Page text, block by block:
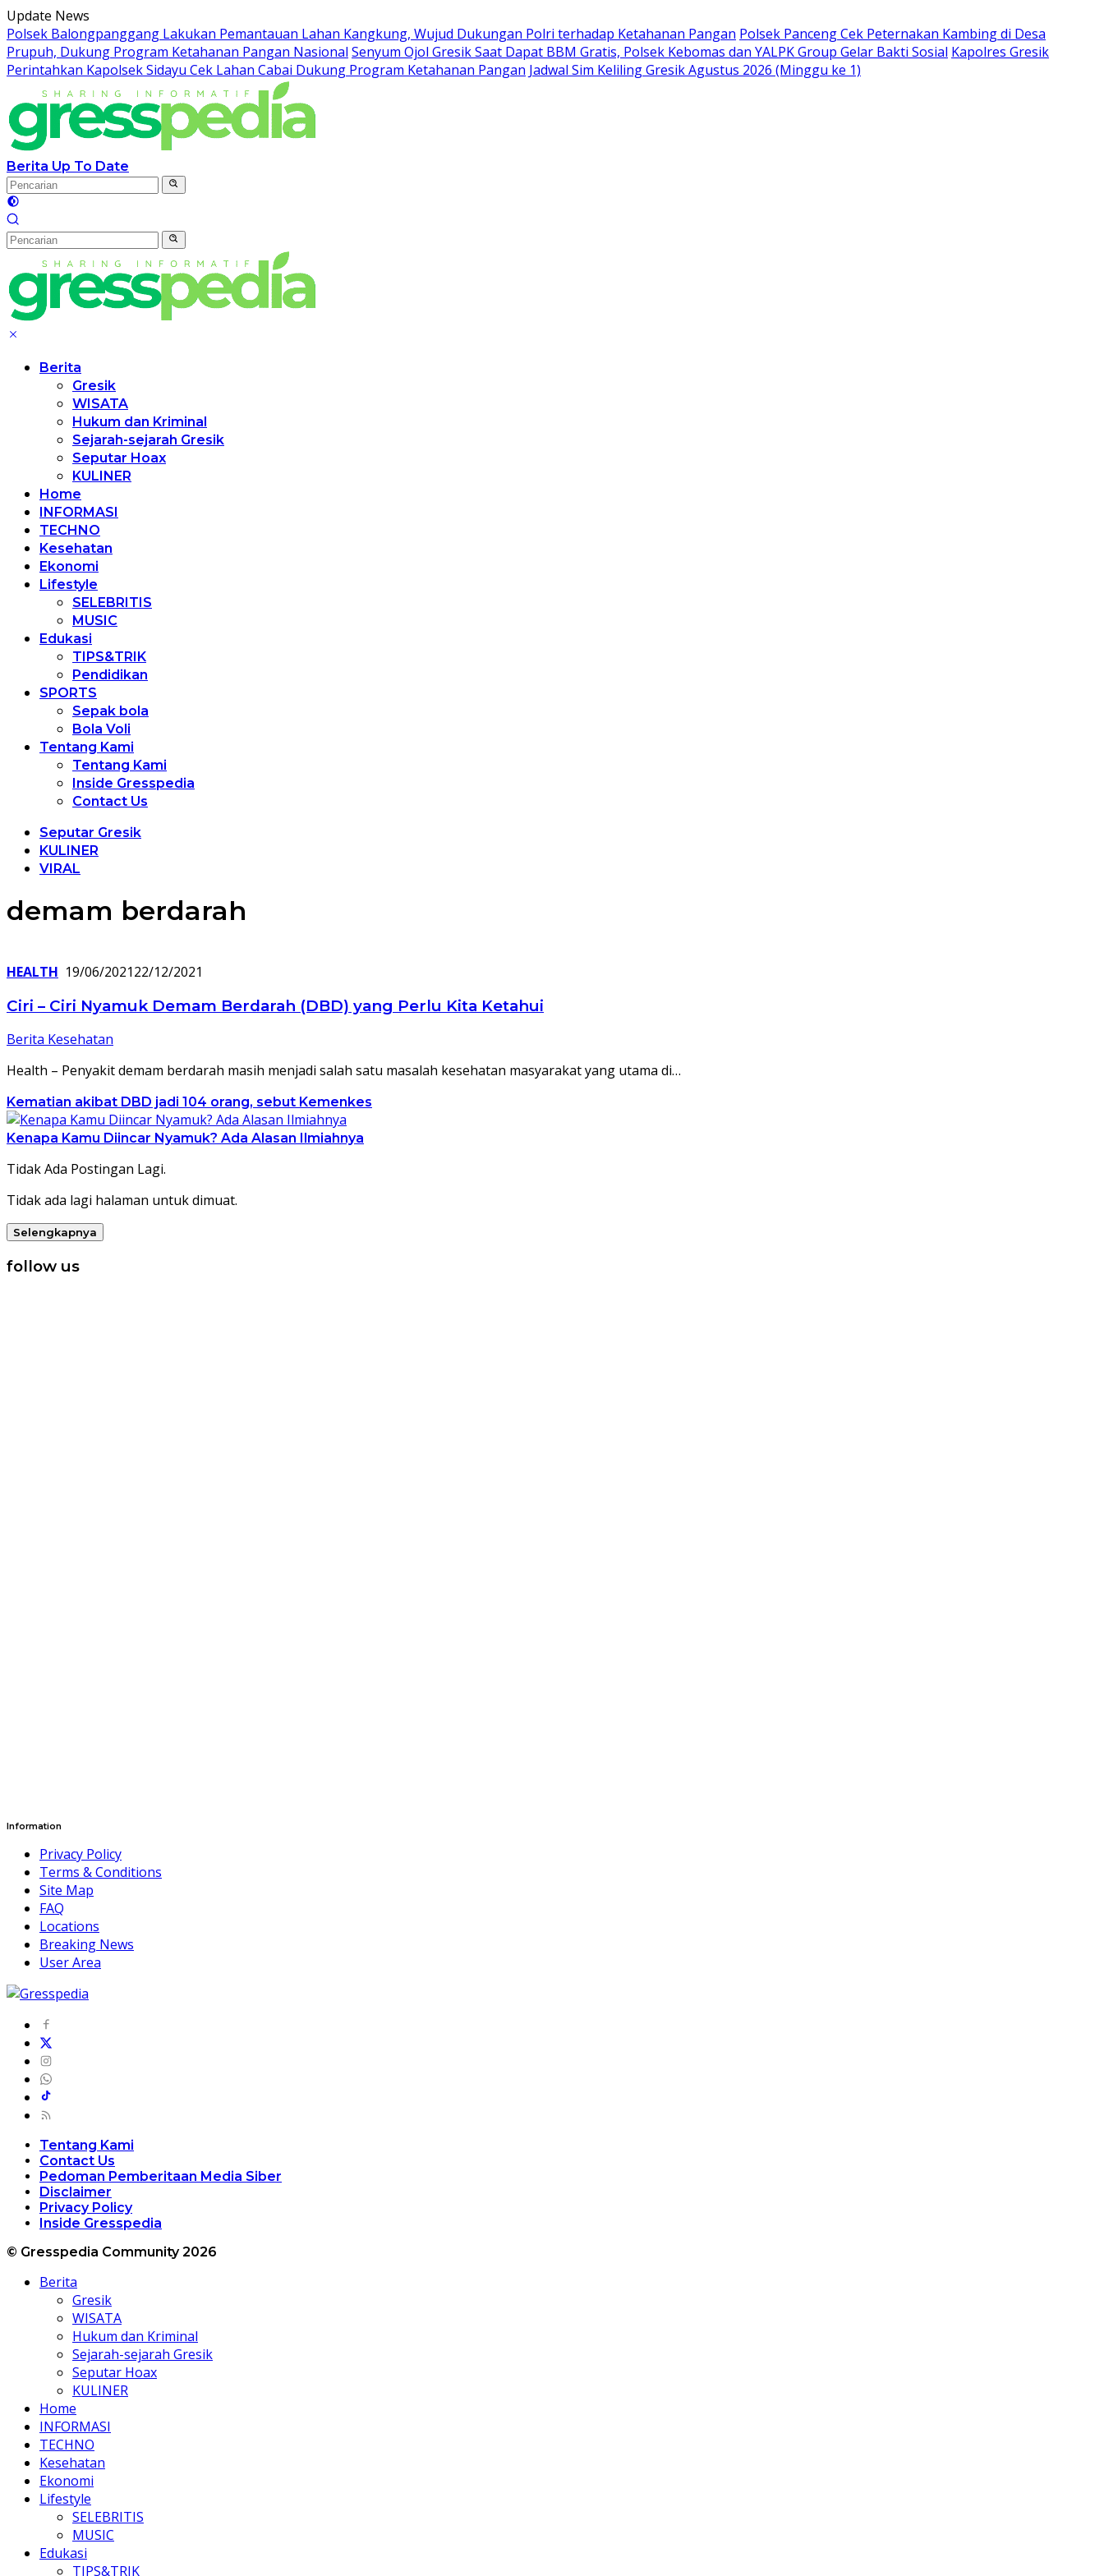
Langsung
ke
konten
Update News
Polsek Balongpanggang Lakukan Pemantauan Lahan Kangkung, Wujud Dukungan Polri terhadap Ketahanan Pangan Polsek Panceng Cek Peternakan Kambing di Desa
Prupuh, Dukung Program Ketahanan Pangan Nasional Senyum Ojol Gresik Saat Dapat BBM Gratis, Polsek Kebomas dan YALPK Group Gelar Bakti Sosial Kapolres Gresik
Perintahkan Kapolsek Sidayu Cek Lahan Cabai Dukung Program Ketahanan Pangan Jadwal Sim Keliling Gresik Agustus 2026 (Minggu ke 1)
Berita Up To Date
Berita
Gresik
WISATA
Hukum dan Kriminal
Sejarah-sejarah Gresik
Seputar Hoax
KULINER
Home
INFORMASI
TECHNO
Kesehatan
Ekonomi
Lifestyle
SELEBRITIS
MUSIC
Edukasi
TIPS&TRIK
Pendidikan
SPORTS
Sepak bola
Bola Voli
Tentang Kami
Tentang Kami
Inside Gresspedia
Contact Us
Seputar Gresik
KULINER
VIRAL
demam berdarah
HEALTH 19/06/202122/12/2021
Ciri – Ciri Nyamuk Demam Berdarah (DBD) yang Perlu Kita Ketahui
Berita Kesehatan
Health – Penyakit demam berdarah masih menjadi salah satu masalah kesehatan masyarakat yang utama di…
Kematian akibat DBD jadi 104 orang, sebut Kemenkes
Kenapa Kamu Diincar Nyamuk? Ada Alasan Ilmiahnya
Tidak Ada Postingan Lagi.
Tidak ada lagi halaman untuk dimuat.
Selengkapnya
follow us
Information
Privacy Policy
Terms & Conditions
Site Map
FAQ
Locations
Breaking News
User Area
Tentang Kami
Contact Us
Pedoman Pemberitaan Media Siber
Disclaimer
Privacy Policy
Inside Gresspedia
© Gresspedia Community 2026
Berita
Gresik
WISATA
Hukum dan Kriminal
Sejarah-sejarah Gresik
Seputar Hoax
KULINER
Home
INFORMASI
TECHNO
Kesehatan
Ekonomi
Lifestyle
SELEBRITIS
MUSIC
Edukasi
TIPS&TRIK